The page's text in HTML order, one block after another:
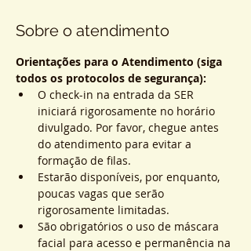
Sobre o atendimento
Orientações para o Atendimento (siga
todos os protocolos de segurança):
O check-in na entrada da SER
iniciará rigorosamente no horário
divulgado. Por favor, chegue antes
do atendimento para evitar a
formação de filas.
Estarão disponíveis, por enquanto,
poucas vagas que serão
rigorosamente limitadas.
São obrigatórios o uso de máscara
facial para acesso e permanência na